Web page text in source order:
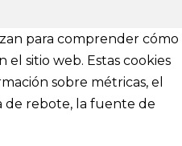
para comprender cómo
sitio web. Estas cookies
sobre métricas, el
de rebote, la fuente de